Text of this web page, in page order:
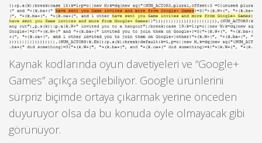
Kaynak kodlarında oyun davetiyeleri ve “Google+
Games” açıkça seçilebiliyor. Google ürünlerini
sürpriz biçimde ortaya çıkarmak yerine önceden
duyuruyor olsa da bu konuda öyle olmayacak gibi
görünüyor.